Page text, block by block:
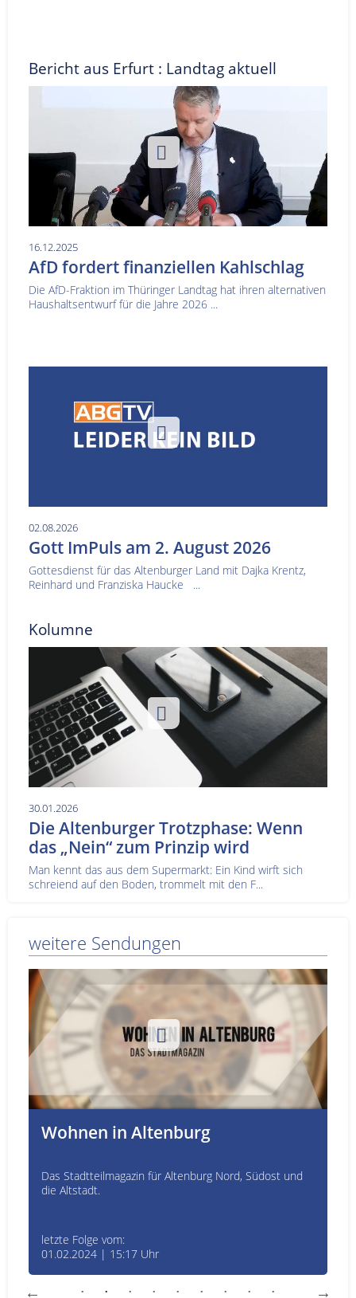
Bericht aus Erfurt : Landtag aktuell
16.12.2025
AfD fordert finanziellen Kahlschlag
Die AfD-Fraktion im Thüringer Landtag hat ihren alternativen
Haushaltsentwurf für die Jahre 2026 ...
02.08.2026
Gott ImPuls am 2. August 2026
Gottesdienst für das Altenburger Land mit Dajka Krentz,
Reinhard und Franziska Haucke ...
Kolumne
30.01.2026
Die Altenburger Trotzphase: Wenn
das „Nein“ zum Prinzip wird
Man kennt das aus dem Supermarkt: Ein Kind wirft sich
schreiend auf den Boden, trommelt mit den F...
weitere Sendungen
Wohnen in Altenburg
Das Stadtteilmagazin für Altenburg Nord, Südost und
die Altstadt.
letzte Folge vom:
01.02.2024 | 15:17 Uhr